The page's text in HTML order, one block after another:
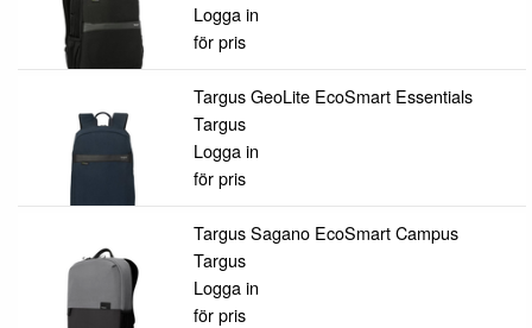
Logga in
för pris
Targus GeoLite EcoSmart Essentials
Targus
Logga in
för pris
Targus Sagano EcoSmart Campus
Targus
Logga in
för pris